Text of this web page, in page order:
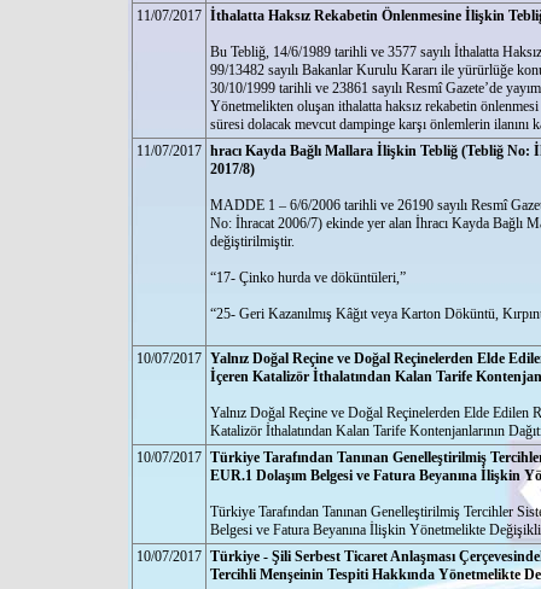
11/07/2017 İthalatta Haksız Rekabetin Önlenmesine İlişkin
Bu Tebliğ, 14/6/1989 tarihli ve 3577 sayılı İthalatta
99/13482 sayılı Bakanlar Kurulu Kararı ile yürürlüğe
30/10/1999 tarihli ve 23861 sayılı Resmî Gazete’de
Yönetmelikten oluşan ithalatta haksız rekabetin
süresi dolacak mevcut dampinge karşı önlemlerin ilanını
11/07/2017 hracı Kayda Bağlı Mallara İlişkin Tebliğ (Tebliğ No:
2017/8)
MADDE 1 – 6/6/2006 tarihli ve 26190 sayılı Resmî
No: İhracat 2006/7) ekinde yer alan İhracı Kayda Bağlı
değiştirilmiştir.
“17- Çinko hurda ve döküntüleri,”
“25- Geri Kazanılmış Kâğıt veya Karton Döküntü,
10/07/2017 Yalnız Doğal Reçine ve Doğal Reçinelerden Elde
İçeren Katalizör İthalatından Kalan Tarife
Yalnız Doğal Reçine ve Doğal Reçinelerden Elde
Katalizör İthalatından Kalan Tarife Kontenjanlarının
10/07/2017 Türkiye Tarafından Tanınan Genelleştirilmiş
EUR.1 Dolaşım Belgesi ve Fatura Beyanına İlişkin
Türkiye Tarafından Tanınan Genelleştirilmiş Tercihler
Belgesi ve Fatura Beyanına İlişkin Yönetmelikte
10/07/2017 Türkiye - Şili Serbest Ticaret Anlaşması
Tercihli Menşeinin Tespiti Hakkında Yönetmelikte